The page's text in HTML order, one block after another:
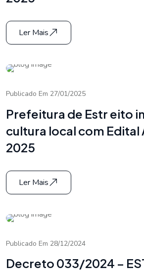
Ler Mais
Publicado Em 27/01/2025
Prefeitura de Estr eito
cultura local com Edital
2025
Ler Mais
Publicado Em 28/12/2024
Decreto 033/2024 –